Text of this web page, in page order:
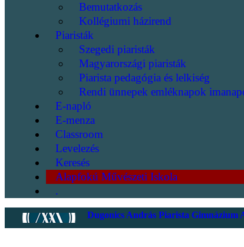
Bemutatkozás
Kollégiumi házirend
Piaristák
Szegedi piaristák
Magyarországi piaristák
Piarista pedagógia és lelkiség
Rendi ünnepek emléknapok
E-napló
E-menza
Classroom
Levelezés
Keresés
Alapfokú Művészeti Iskola
.
Dugonics András Piarista Gimnázium